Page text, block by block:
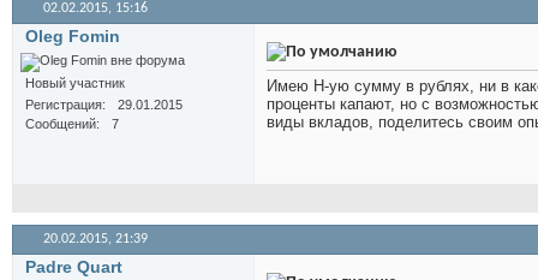
02.02.2015, 15:16
Oleg Fomin
Новый участник
Регистрация
29.01.2015
Сообщений
7
Имею Н-ую сумму в рублях, ни в
проценты капают, но с
виды вкладов, поделитесь своим
20.02.2015, 21:39
Padre Quart